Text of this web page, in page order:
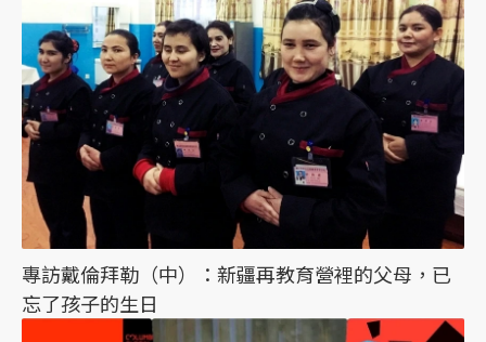
專訪戴倫拜勒（中）：新疆再教育營裡的父母，已
忘了孩子的生日